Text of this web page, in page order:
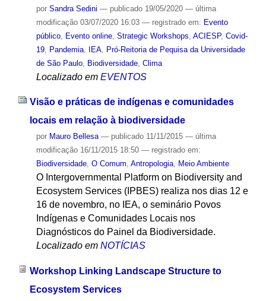
por Sandra Sedini — publicado19/05/2020 — última
modificação03/07/2020 16:03 — registrado em: Evento
público, Evento online, Strategic Workshops ACIESP, Covid-
19, Pandemia, IEA, Pró-Reitoria de Pequisa da Universidade
de São Paulo, Biodiversidade, Clima
Localizado em EVENTOS
Visão e práticas de indígenas e comunidades
locais em relação à biodiversidade
por Mauro Bellesa — publicado11/11/2015 — última
modificação16/11/2015 18:50 — registrado em:
Biodiversidade, O Comum, Antropologia, Meio Ambiente
O Intergovernmental Platform on Biodiversity and
Ecosystem Services (IPBES) realiza nos dias 12 e
16 de novembro, no IEA, o seminário Povos
Indígenas e Comunidades Locais nos
Diagnósticos do Painel da Biodiversidade.
Localizado em NOTÍCIAS
Workshop Linking Landscape Structure to
Ecosystem Services